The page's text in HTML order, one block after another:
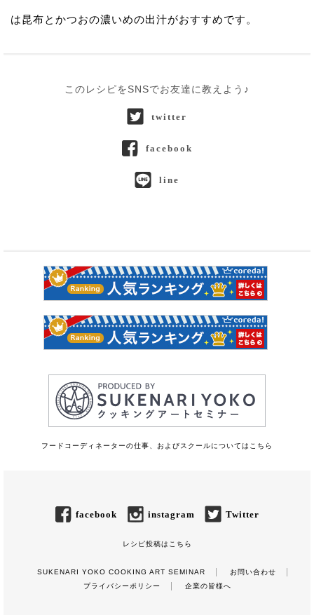
は昆布とかつおの濃いめの出汁がおすすめです。
このレシピをSNSでお友達に教えよう♪
twitter
facebook
line
フードコーディネーターの仕事、およびスクールについてはこちら
facebook instagram Twitter
レシピ投稿はこちら
SUKENARI YOKO COOKING ART SEMINAR
お問い合わせ
プライバシーポリシー
企業の皆様へ